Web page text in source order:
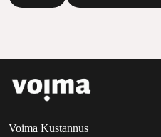
Voima Kustannus